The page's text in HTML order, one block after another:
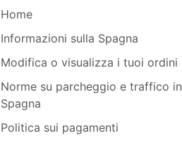
Home
Informazioni sulla Spagna
Modifica o visualizza i tuoi ordini
Norme su parcheggio e traffico in
Spagna
Politica sui pagamenti